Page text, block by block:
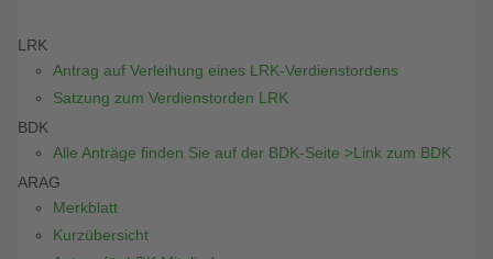
LRK
Antrag auf Verleihung eines LRK-Verdienstordens
Satzung zum Verdienstorden LRK
BDK
Alle Anträge finden Sie auf der BDK-Seite >Link zum BDK
ARAG
Merkblatt
Kurzübersicht